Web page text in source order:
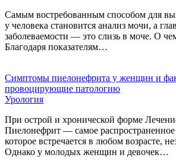
Самым востребованным способом для
у человека становится анализ мочи, а
заболеваемости — это слизь в моче. О
Благодаря показателям…
Симптомы пиелонефрита у женщин и
провоцирующие патологию
Урология
При острой и хронической форме
Пиелонефрит — самое распространенное
которое встречается в любом возрасте,
Однако у молодых женщин и девочек…